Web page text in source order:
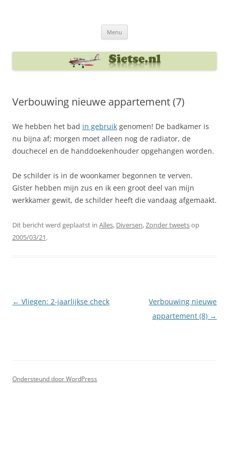
Menu
Verbouwing nieuwe appartement (7)
We hebben het bad in gebruik genomen! De badkamer is
nu bijna af; morgen moet alleen nog de radiator, de
douchecel en de handdoekenhouder opgehangen worden.
De schilder is in de woonkamer begonnen te verven.
Gister hebben mijn zus en ik een groot deel van mijn
werkkamer gewit, de schilder heeft die vandaag afgemaakt.
Dit bericht werd geplaatst in Alles, Diversen,Zonder tweetsop
2005/03/21.
Berichtnavigatie
← Vliegen: 2-jaarlijkse check
Verbouwing nieuwe
appartement (8) →
Ondersteund door WordPress